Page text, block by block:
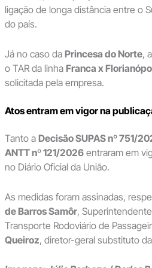
ligação de longa distância entre o
do país.
Já no caso da Princesa do Norte,
o TAR da linha Franca x
solicitada pela empresa.
Atos entram em vigor na
Tanto a Decisão SUPAS nº 751/
ANTT nº 121/2026entraram em
no Diário Oficial da União.
As medidas foram assinadas,
de Barros Samôr,
Transporte Rodoviário de
Queiroz, diretor-geral substituto